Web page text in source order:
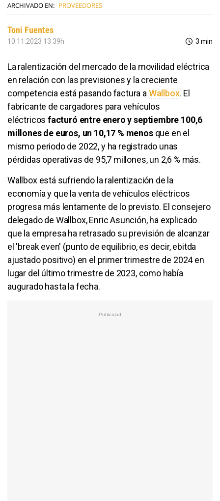
ARCHIVADO EN: PROVEEDORES
Toni Fuentes
10.11.2023 13:39h 3 min
La ralentización del mercado de la movilidad eléctrica
en relación con las previsiones y la creciente
competencia está pasando factura a Wallbox. El
fabricante de cargadores para vehículos
eléctricosfacturó entre enero y septiembre 100,6
millones de euros, un 10,17 % menosque en el
mismo periodo de 2022, y ha registrado unas
pérdidas operativas de 95,7 millones, un 2,6 % más.
Wallbox está sufriendo la ralentización de la
economía y que la venta de vehículos eléctricos
progresa más lentamente de lo previsto. El consejero
delegado de Wallbox, Enric Asunción, ha explicado
que la empresa ha retrasado su previsión de alcanzar
el 'break even' (punto de equilibrio, es decir, ebitda
ajustado positivo) en el primer trimestre de 2024 en
lugar del último trimestre de 2023, como había
augurado hasta la fecha.